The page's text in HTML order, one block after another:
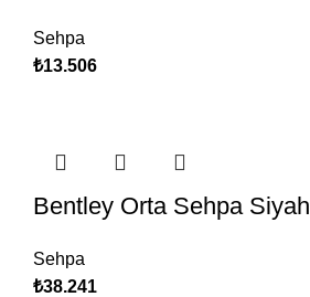
Sehpa
₺13.506
Bentley Orta Sehpa Siyah
Sehpa
₺38.241